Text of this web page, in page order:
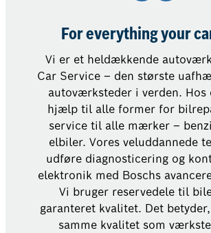
For everything your
Vi er et heldækkende
Car Service – den største
autoværksteder i verden. Hos
hjælp til alle former for
service til alle mærker –
elbiler. Vores veluddannede
udføre diagnosticering og
elektronik med Boschs
Vi bruger reservedele til
garanteret kvalitet. Det
samme kvalitet som